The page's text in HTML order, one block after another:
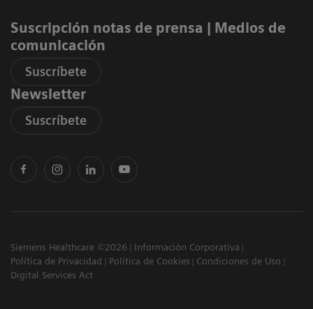
Suscripción notas de prensa ​| Medios de
comunicación
Suscríbete
Newsletter
Suscríbete
Siemens Healthcare ©2026
Información Corporativa
Política de Privacidad
Política de Cookies
Condiciones de Uso
Digital Services Act